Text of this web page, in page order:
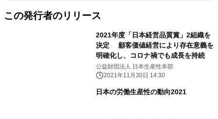
この発行者のリリース
2021年度「日本経営品質賞」2組織を
決定 顧客価値経営により存在意義を
明確化し、コロナ禍でも成長を持続
公益財団法人 日本生産性本部
2021年11月30日 14:30
日本の労働生産性の動向2021